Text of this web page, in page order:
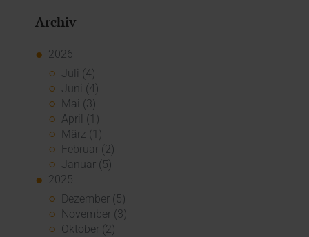
Archiv
2026
Juli (4)
Juni (4)
Mai (3)
April (1)
März (1)
Februar (2)
Januar (5)
2025
Dezember (5)
November (3)
Oktober (2)